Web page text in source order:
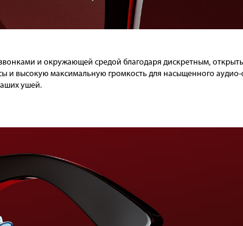
и окружающей средой благодаря дискретным,
и высокую максимальную громкость для насыщенного
ушей.